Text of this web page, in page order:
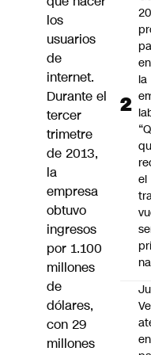
los
usuarios
de
internet.
Durante el
tercer
trimetre
de 2013,
la
empresa
obtuvo
ingresos
por 1.100
millones
de
dólares,
con 29
millones
20
la
el